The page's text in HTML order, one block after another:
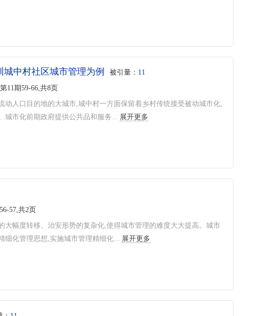
中村社区城市管理为例 被引量： 11
11期59-66,共8页
人口目的地的大城市,城中村一方面保留着乡村传统接受被动城市化,
城市化前期政府提供公共品和服务... 展开更多
57,共2页
幅度转移、治安形势的复杂化,使得城市管理的难度大大提高。城市
细化管理思想,实施城市管理精细化... 展开更多